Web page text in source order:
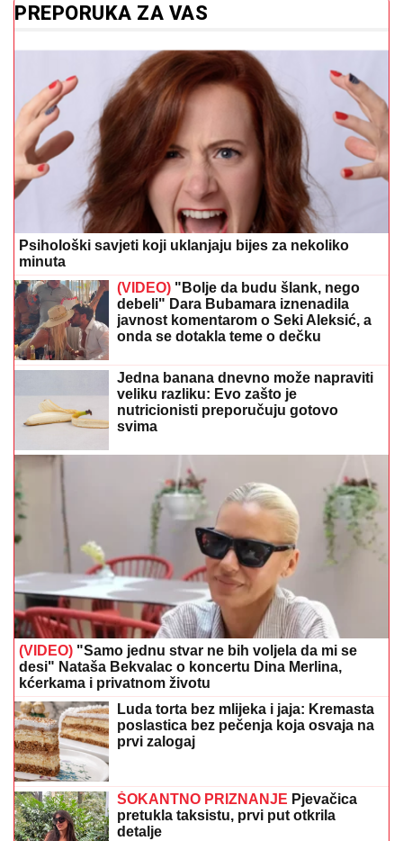
PREPORUKA ZA VAS
Psihološki savjeti koji uklanjaju bijes za nekoliko
minuta
(VIDEO) "Bolje da budu šlank, nego
debeli" Dara Bubamara iznenadila
javnost komentarom o Seki Aleksić, a
onda se dotakla teme o dečku
Jedna banana dnevno može napraviti
veliku razliku: Evo zašto je
nutricionisti preporučuju gotovo
svima
(VIDEO) "Samo jednu stvar ne bih voljela da mi se
desi" Nataša Bekvalac o koncertu Dina Merlina,
kćerkama i privatnom životu
Luda torta bez mlijeka i jaja: Kremasta
poslastica bez pečenja koja osvaja na
prvi zalogaj
ŠOKANTNO PRIZNANJE Pjevačica
pretukla taksistu, prvi put otkrila
detalje